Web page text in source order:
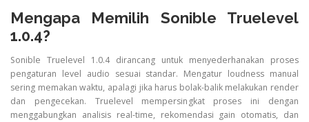
Mengapa Memilih Sonible Truelevel
1.0.4?
Sonible Truelevel 1.0.4 dirancang untuk menyederhanakan proses
pengaturan level audio sesuai standar. Mengatur loudness manual
sering memakan waktu, apalagi jika harus bolak-balik melakukan render
dan pengecekan. Truelevel mempersingkat proses ini dengan
menggabungkan analisis real-time, rekomendasi gain otomatis, dan